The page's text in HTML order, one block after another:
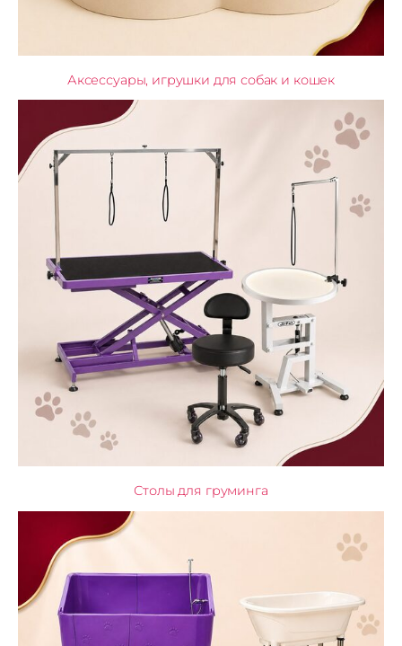
Аксессуары, игрушки для собак и кошек
Столы для груминга